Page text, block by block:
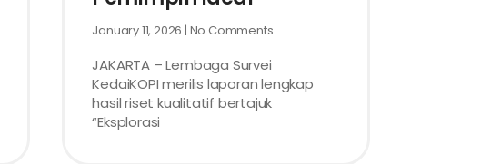
January 11, 2026 No Comments
JAKARTA – Lembaga Survei
KedaiKOPI merilis laporan lengkap
hasil riset kualitatif bertajuk
“Eksplorasi